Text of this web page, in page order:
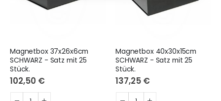
Magnetbox 37x26x6cm
SCHWARZ - Satz mit 25
Stück.
102,50 €
Magnetbox 40x30x15cm
SCHWARZ - Satz mit 25
Stück.
137,25 €